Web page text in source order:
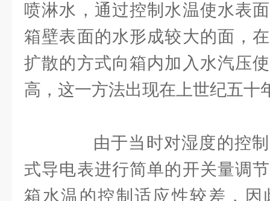
喷淋水，通过控制水温使水表
箱壁表面的水形成较大的面，
扩散的方式向箱内加入水汽压
高，这一方法出现在上世纪五十
由于当时对湿度的控制
式导电表进行简单的开关量调
箱水温的控制适应性较差，因